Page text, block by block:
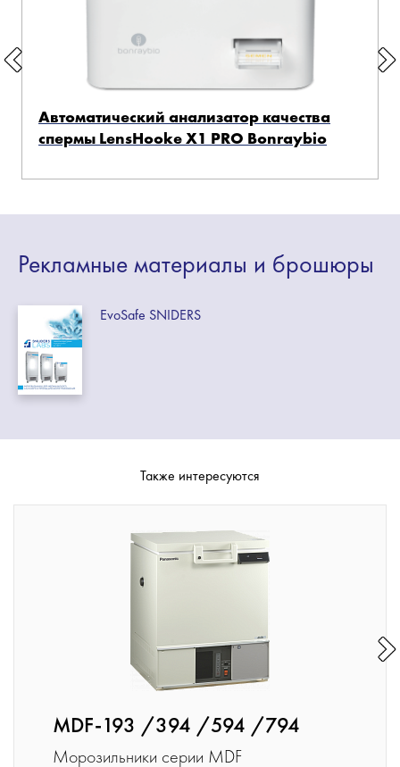
Автоматический анализатор качества
спермы LensHooke X1 PRO Bonraybio
Рекламные материалы и брошюры
EvoSafe SNIDERS
Также интересуются
MDF-193 /394 /594 /794
Морозильники серии MDF